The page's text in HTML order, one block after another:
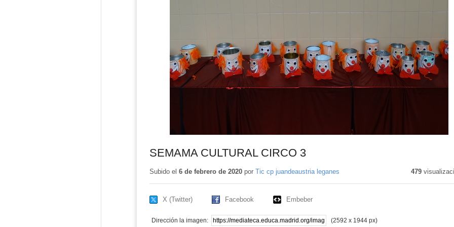
SEMAMA CULTURAL CIRCO 3
Subido el 6 de febrero de 2020por Tic cp juandeaustria leganes 479
X (Twitter) Facebook Embeber
Dirección la imagen: (2592 x 1944 px)